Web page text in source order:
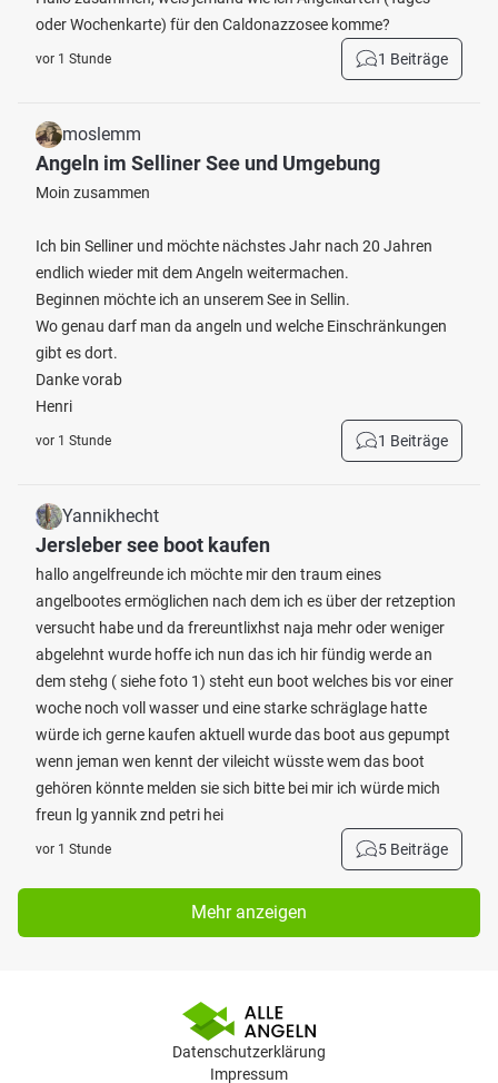
oder Wochenkarte) für den Caldonazzosee komme?
vor 1 Stunde 1 Beiträge
moslemm
Angeln im Selliner See und Umgebung
Moin zusammen
Ich bin Selliner und möchte nächstes Jahr nach 20 Jahren
endlich wieder mit dem Angeln weitermachen.
Beginnen möchte ich an unserem See in Sellin.
Wo genau darf man da angeln und welche Einschränkungen
gibt es dort.
Danke vorab
Henri
vor 1 Stunde 1 Beiträge
Yannikhecht
Jersleber see boot kaufen
hallo angelfreunde ich möchte mir den traum eines
angelbootes ermöglichen nach dem ich es über der retzeption
versucht habe und da frereuntlixhst naja mehr oder weniger
abgelehnt wurde hoffe ich nun das ich hir fündig werde an
dem stehg ( siehe foto 1) steht eun boot welches bis vor einer
woche noch voll wasser und eine starke schräglage hatte
würde ich gerne kaufen aktuell wurde das boot aus gepumpt
wenn jeman wen kennt der vileicht wüsste wem das boot
gehören könnte melden sie sich bitte bei mir ich würde mich
freun lg yannik znd petri hei
vor 1 Stunde 5 Beiträge
Mehr anzeigen
Datenschutzerklärung
Impressum